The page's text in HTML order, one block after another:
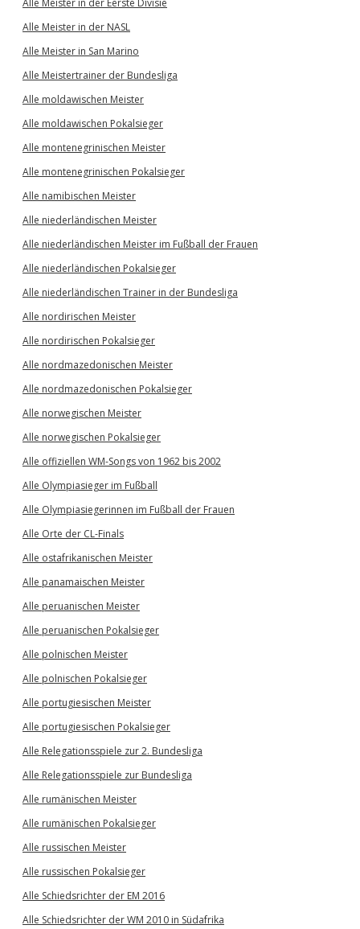
Alle Meister in der Eerste Divisie
Alle Meister in der NASL
Alle Meister in San Marino
Alle Meistertrainer der Bundesliga
Alle moldawischen Meister
Alle moldawischen Pokalsieger
Alle montenegrinischen Meister
Alle montenegrinischen Pokalsieger
Alle namibischen Meister
Alle niederländischen Meister
Alle niederländischen Meister im Fußball der Frauen
Alle niederländischen Pokalsieger
Alle niederländischen Trainer in der Bundesliga
Alle nordirischen Meister
Alle nordirischen Pokalsieger
Alle nordmazedonischen Meister
Alle nordmazedonischen Pokalsieger
Alle norwegischen Meister
Alle norwegischen Pokalsieger
Alle offiziellen WM-Songs von 1962 bis 2002
Alle Olympiasieger im Fußball
Alle Olympiasiegerinnen im Fußball der Frauen
Alle Orte der CL-Finals
Alle ostafrikanischen Meister
Alle panamaischen Meister
Alle peruanischen Meister
Alle peruanischen Pokalsieger
Alle polnischen Meister
Alle polnischen Pokalsieger
Alle portugiesischen Meister
Alle portugiesischen Pokalsieger
Alle Relegationsspiele zur 2. Bundesliga
Alle Relegationsspiele zur Bundesliga
Alle rumänischen Meister
Alle rumänischen Pokalsieger
Alle russischen Meister
Alle russischen Pokalsieger
Alle Schiedsrichter der EM 2016
Alle Schiedsrichter der WM 2010 in Südafrika